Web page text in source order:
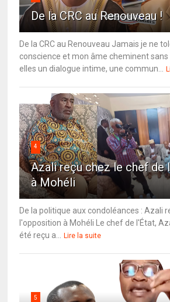
De la CRC au Renouveau !
De la CRC au Renouveau Jamais je ne
conscience et mon âme cheminent
elles un dialogue intime, une commun...
4
Azali reçu chez le chef de
à Mohéli
De la politique aux condoléances : Azali
l'opposition à Mohéli Le chef de l'État,
été reçu a... Lire la suite
5